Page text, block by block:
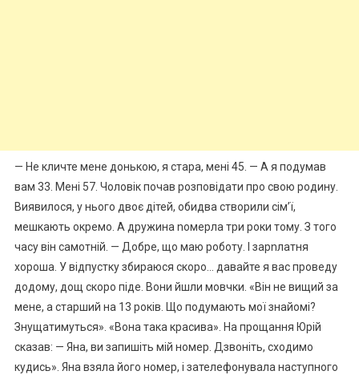
— Не кличте мене донькою, я стара, мені 45. — А я подумав
вам 33. Мені 57. Чоловік почав розповідати про свою родину.
Виявилося, у нього двоє дітей, обидва створили сім’ї,
мешкають окремо. А дружина nомерла три роки тому. З того
часу він самотній. — Добре, що маю роботу. І зарnлатня
хороша. У відпустку збираюся скоро… давайте я вас проведу
додому, дощ скоро піде. Вони йшли мовчки. «Він не вищий за
мене, а старший на 13 років. Що подумають мої знайомі?
Знущатимуться». «Вона така красива». На прощання Юрій
сказав: — Яна, ви запишіть мій номер. Дзвоніть, сходимо
кудись». Яна взяла його номер, і зателефонувала наступного